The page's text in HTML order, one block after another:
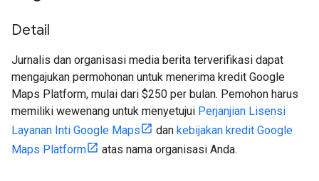
Detail
Jurnalis dan organisasi media berita terverifikasi dapat
mengajukan permohonan untuk menerima kredit Google
Maps Platform, mulai dari $250 per bulan. Pemohon harus
memiliki wewenang untuk menyetujui Perjanjian Lisensi
Layanan Inti Google Maps
dan kebijakan kredit Google
Maps Platform
atas nama organisasi Anda.